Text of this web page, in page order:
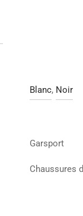
Blanc, Noir
Garsport
Chaussures